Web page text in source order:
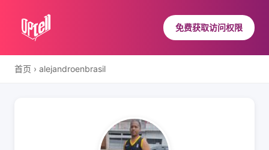
免费获取访问权限
首页 › alejandroenbrasil